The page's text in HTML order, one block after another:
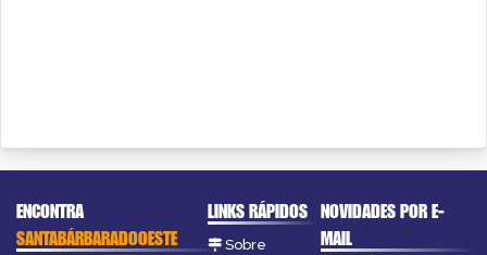
ENCONTRA
SANTABÁRBARADOOESTE
LINKS RÁPIDOS
Sobre
NOVIDADES POR E-
MAIL